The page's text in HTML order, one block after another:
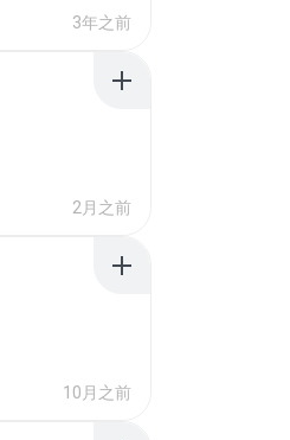
3年之前
2月之前
10月之前